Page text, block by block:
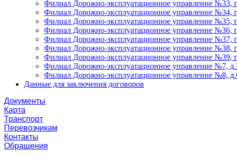
Филиал Дорожно-эксплуатационное управление №33,
Филиал Дорожно-эксплуатационное управление №34,
Филиал Дорожно-эксплуатационное управление №35,
Филиал Дорожно-эксплуатационное управление №36,
Филиал Дорожно-эксплуатационное управление №37,
Филиал Дорожно-эксплуатационное управление №38,
Филиал Дорожно-эксплуатационное управление №39,
Филиал Дорожно-эксплуатационное управление №7,
Филиал Дорожно-эксплуатационное управление №8,
Данные для заключения договоров
Документы
Карта
Транспорт
Перевозчикам
Контакты
Обращения